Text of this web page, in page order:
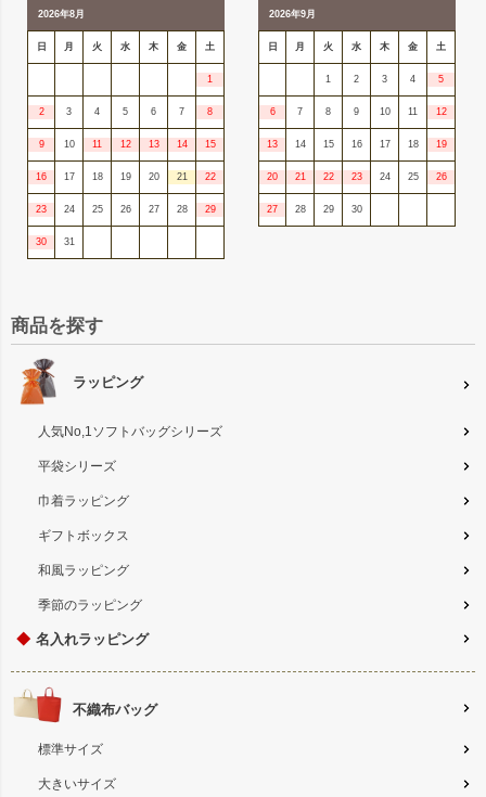
2026年8月
日 月 火 水 木 金 土
1
2 3 4 5 6 7 8
9 10 11 12 13 14 15
16 17 18 19 20 21 22
23 24 25 26 27 28 29
30 31
2026年9月
日 月 火 水 木 金 土
1 2 3 4 5
6 7 8 9 10 11 12
13 14 15 16 17 18 19
20 21 22 23 24 25 26
27 28 29 30
商品を探す
ラッピング
人気No,1ソフトバッグシリーズ
平袋シリーズ
巾着ラッピング
ギフトボックス
和風ラッピング
季節のラッピング
◆ 名入れラッピング
不織布バッグ
標準サイズ
大きいサイズ